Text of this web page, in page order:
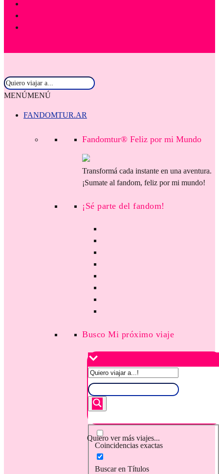
MENÚMENÚ
FANDOMTUR.AR
Fandomtur® Feliz por mi Mundo
Transformá cada instante en una aventura.
¡Sumate al fandom, feliz por mi mundo!
¡Sé parte del fandom!
Busco Mi próximo viaje
Quiero ver más viajes...
Coincidencias exactas
Buscar en Títulos